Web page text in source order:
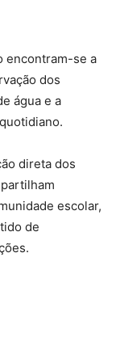
encontram-se a
dos
água e a
direta dos
escolar,
de